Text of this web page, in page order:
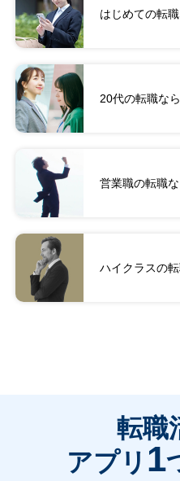
はじめての転
20代の転職なら
営業職の転職な
ハイクラスの
転職
アプリ 1